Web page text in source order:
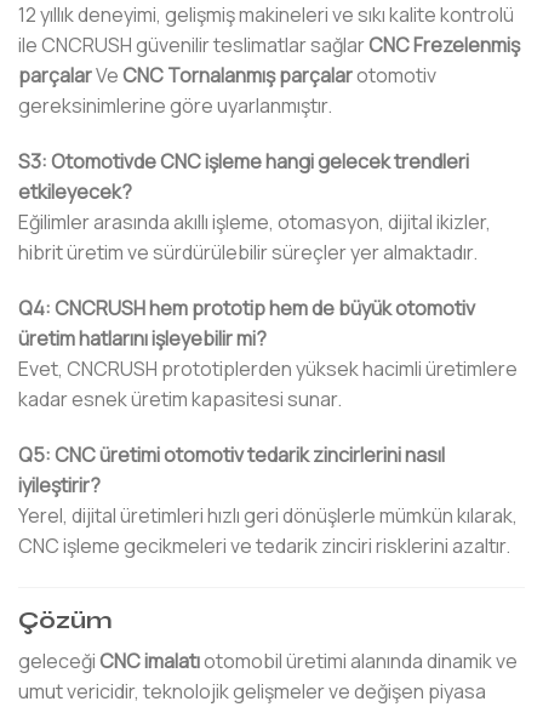
12 yıllık deneyimi, gelişmiş makineleri ve sıkı kalite kontrolü
ile CNCRUSH güvenilir teslimatlar sağlarCNC Frezelenmiş
parçalarVeCNC Tornalanmış parçalarotomotiv
gereksinimlerine göre uyarlanmıştır.
S3: Otomotivde CNC işleme hangi gelecek trendleri
etkileyecek?
Eğilimler arasında akıllı işleme, otomasyon, dijital ikizler,
hibrit üretim ve sürdürülebilir süreçler yer almaktadır.
Q4: CNCRUSH hem prototip hem de büyük otomotiv
üretim hatlarını işleyebilir mi?
Evet, CNCRUSH prototiplerden yüksek hacimli üretimlere
kadar esnek üretim kapasitesi sunar.
Q5: CNC üretimi otomotiv tedarik zincirlerini nasıl
iyileştirir?
Yerel, dijital üretimleri hızlı geri dönüşlerle mümkün kılarak,
CNC işleme gecikmeleri ve tedarik zinciri risklerini azaltır.
Çözüm
geleceğiCNC imalatıotomobil üretimi alanında dinamik ve
umut vericidir, teknolojik gelişmeler ve değişen piyasa